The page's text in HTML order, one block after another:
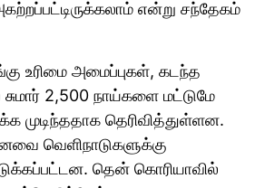
என்று சந்தேகம்
உரிமை அமைப்புகள், கடந்த
2,500 நாய்களை மட்டுமே
முடிந்ததாக தெரிவித்துள்ளன.
வெளிநாடுகளுக்கு
தென் கொரியாவில்